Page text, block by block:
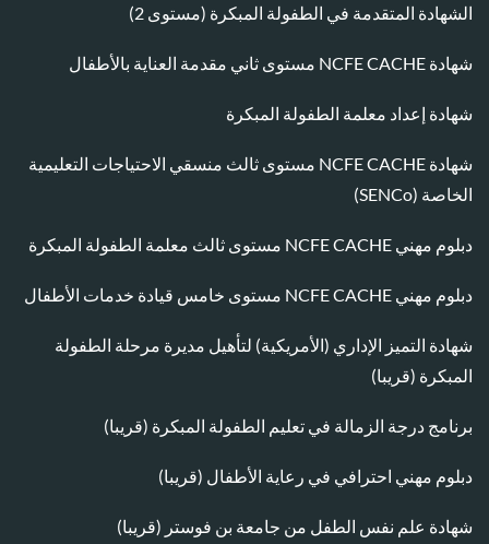
الشهادة المتقدمة في الطفولة المبكرة (مستوى 2)
شهادة NCFE CACHE مستوى ثاني مقدمة العناية بالأطفال
شهادة إعداد معلمة الطفولة المبكرة
شهادة NCFE CACHE مستوى ثالث منسقي الاحتياجات التعليمية
الخاصة (SENCo)
دبلوم مهني NCFE CACHE مستوى ثالث معلمة الطفولة المبكرة
دبلوم مهني NCFE CACHE مستوى خامس قيادة خدمات الأطفال
شهادة التميز الإداري (الأمريكية) لتأهيل مديرة مرحلة الطفولة
المبكرة (قريبا)
برنامج درجة الزمالة في تعليم الطفولة المبكرة (قريبا)
دبلوم مهني احترافي في رعاية الأطفال (قريبا)
شهادة علم نفس الطفل من جامعة بن فوستر (قريبا)